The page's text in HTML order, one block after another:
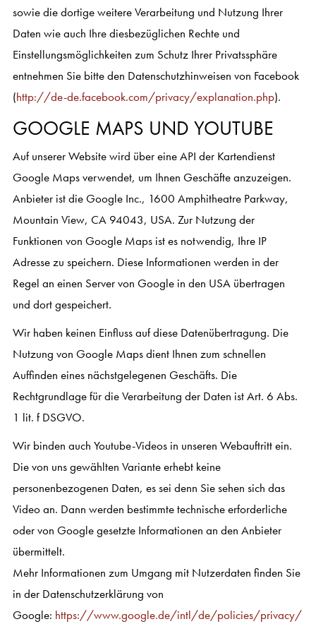
sowie die dortige weitere Verarbeitung und Nutzung Ihrer
Daten wie auch Ihre diesbezüglichen Rechte und
Einstellungsmöglichkeiten zum Schutz Ihrer Privatssphäre
entnehmen Sie bitte den Datenschutzhinweisen von Facebook
(http://de-de.facebook.com/privacy/explanation.php).
GOOGLE MAPS UND YOUTUBE
Auf unserer Website wird über eine API der Kartendienst
Google Maps verwendet, um Ihnen Geschäfte anzuzeigen.
Anbieter ist die Google Inc., 1600 Amphitheatre Parkway,
Mountain View, CA 94043, USA. Zur Nutzung der
Funktionen von Google Maps ist es notwendig, Ihre IP
Adresse zu speichern. Diese Informationen werden in der
Regel an einen Server von Google in den USA übertragen
und dort gespeichert.
Wir haben keinen Einfluss auf diese Datenübertragung. Die
Nutzung von Google Maps dient Ihnen zum schnellen
Auffinden eines nächstgelegenen Geschäfts. Die
Rechtgrundlage für die Verarbeitung der Daten ist Art. 6 Abs.
1 lit. f DSGVO.
Wir binden auch Youtube-Videos in unseren Webauftritt ein.
Die von uns gewählten Variante erhebt keine
personenbezogenen Daten, es sei denn Sie sehen sich das
Video an. Dann werden bestimmte technische erforderliche
oder von Google gesetzte Informationen an den Anbieter
übermittelt.
Mehr Informationen zum Umgang mit Nutzerdaten finden Sie
in der Datenschutzerklärung von
Google: https://www.google.de/intl/de/policies/privacy/